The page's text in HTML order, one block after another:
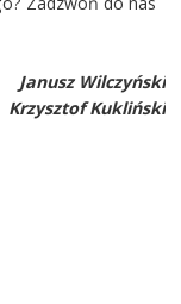
Janusz Wilczyński
Krzysztof Kukliński